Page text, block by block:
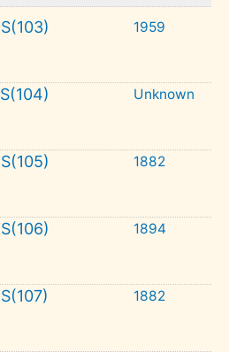
S(103) 1959
S(104) Unknown
S(105) 1882
S(106) 1894
S(107) 1882